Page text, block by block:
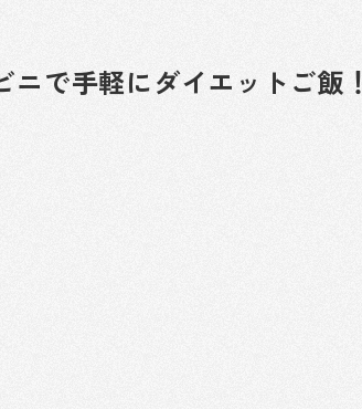
ニで手軽にダイエットご飯！